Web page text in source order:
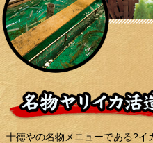
十徳やの名物メニューである?イ